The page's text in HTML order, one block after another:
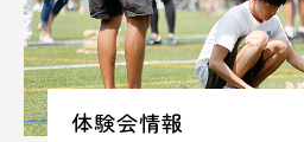
体験会情報